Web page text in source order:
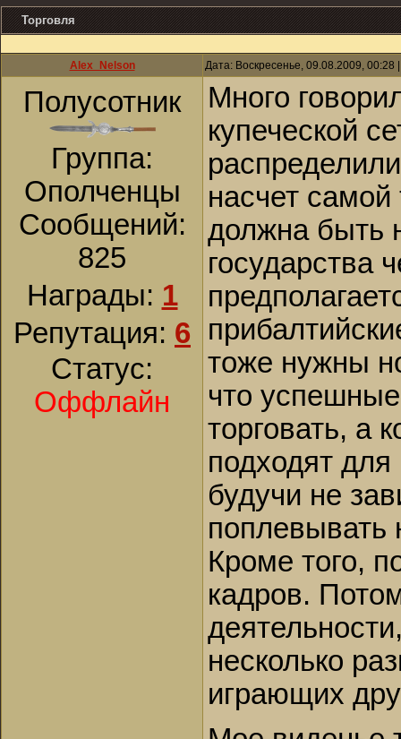
Торговля
Alex_Nelson Дата: Воскресенье, 09.08.2009,
Полусотник
Группа:
Ополченцы
Сообщений:
825
Награды: 1
Репутация: 6
Статус:
Оффлайн
Много
купеческой
насчет
должна быть
государства
тоже нужны
что
торговать, а
подходят
будучи не
поплевывать
Кроме того,
кадров.
несколько
играющих